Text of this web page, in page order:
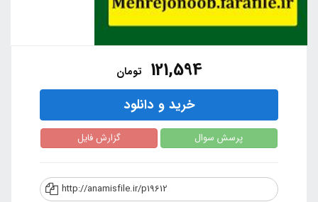
121,594 تومان
خرید و دانلود
پرسش سوال گزارش فایل
http://anamisfile.ir/p19612